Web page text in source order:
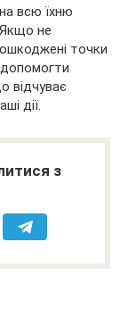
всю їхню
не
точки
відчуває
дії.
з